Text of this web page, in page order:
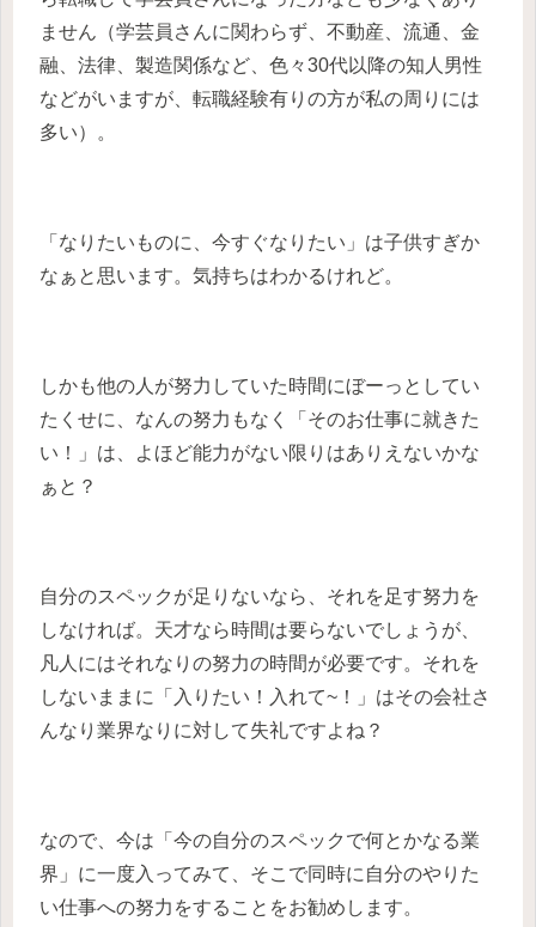
ません（学芸員さんに関わらず、不動産、流通、金
融、法律、製造関係など、色々30代以降の知人男性
などがいますが、転職経験有りの方が私の周りには
多い）。
「なりたいものに、今すぐなりたい」は子供すぎか
なぁと思います。気持ちはわかるけれど。
しかも他の人が努力していた時間にぼーっとしてい
たくせに、なんの努力もなく「そのお仕事に就きた
い！」は、よほど能力がない限りはありえないかな
ぁと？
自分のスペックが足りないなら、それを足す努力を
しなければ。天才なら時間は要らないでしょうが、
凡人にはそれなりの努力の時間が必要です。それを
しないままに「入りたい！入れて~！」はその会社さ
んなり業界なりに対して失礼ですよね？
なので、今は「今の自分のスペックで何とかなる業
界」に一度入ってみて、そこで同時に自分のやりた
い仕事への努力をすることをお勧めします。